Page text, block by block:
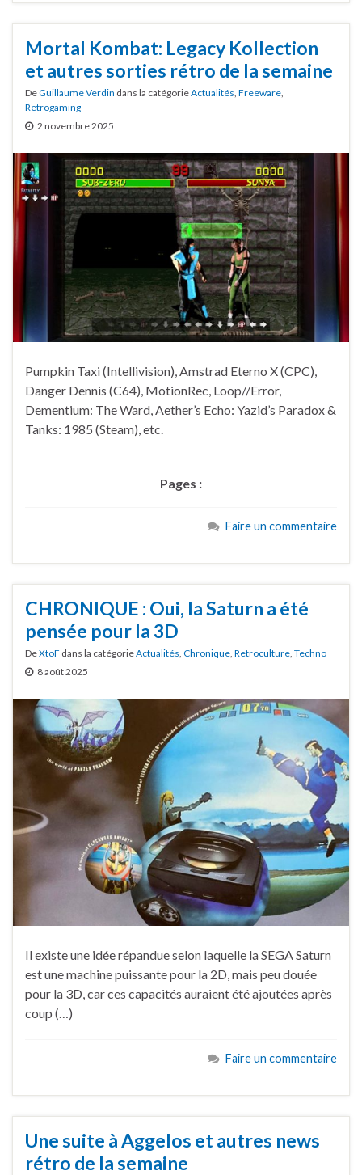
Mortal Kombat: Legacy Kollection
et autres sorties rétro de la semaine
DeGuillaume Verdin dans la catégorieActualités Freeware
Retrogaming
2 novembre 2025
Pumpkin Taxi (Intellivision), Amstrad Eterno X (CPC),
Danger Dennis (C64), MotionRec, Loop//Error,
Dementium: The Ward, Aether’s Echo: Yazid’s Paradox &
Tanks: 1985 (Steam), etc.
Pages :
Faire un commentaire
CHRONIQUE : Oui, la Saturn a été
pensée pour la 3D
DeXtoF dans la catégorieActualités Chronique Retroculture Techno
8 août 2025
Il existe une idée répandue selon laquelle la SEGA Saturn
est une machine puissante pour la 2D, mais peu douée
pour la 3D, car ces capacités auraient été ajoutées après
coup (…)
Faire un commentaire
Une suite à Aggelos et autres news
rétro de la semaine